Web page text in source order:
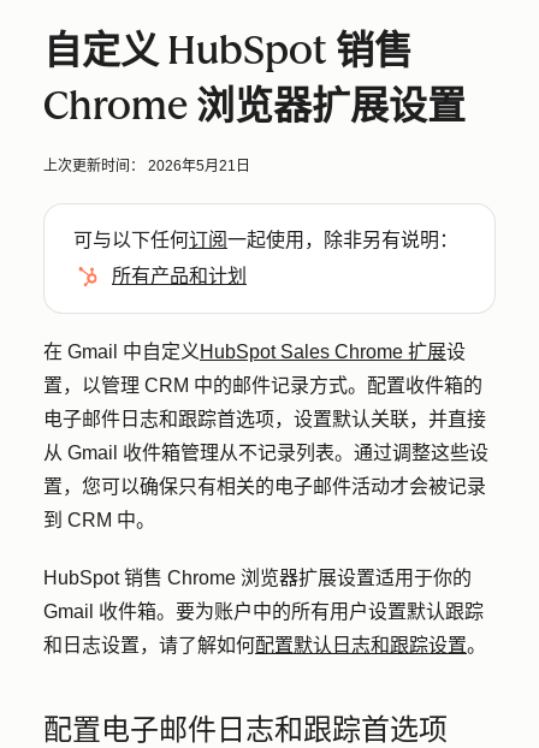
自定义 HubSpot 销售
Chrome 浏览器扩展设置
上次更新时间： 2026年5月21日
可与以下任何订阅一起使用，除非另有说明：
所有产品和计划
在 Gmail 中自定义 HubSpot Sales Chrome 扩展设
置，以管理 CRM 中的邮件记录方式。配置收件箱的
电子邮件日志和跟踪首选项，设置默认关联，并直接
从 Gmail 收件箱管理从不记录列表。通过调整这些设
置，您可以确保只有相关的电子邮件活动才会被记录
到 CRM 中。
HubSpot 销售 Chrome 浏览器扩展设置适用于你的
Gmail 收件箱。要为账户中的所有用户设置默认跟踪
和日志设置，请了解如何配置默认日志和跟踪设置。
配置电子邮件日志和跟踪首选项